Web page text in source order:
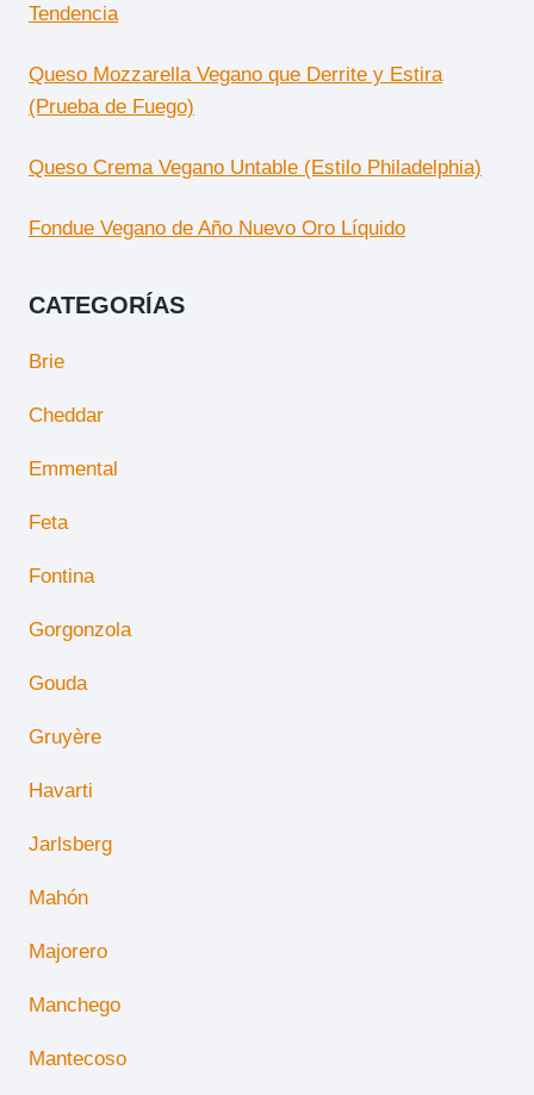
Tendencia
Queso Mozzarella Vegano que Derrite y Estira
(Prueba de Fuego)
Queso Crema Vegano Untable (Estilo Philadelphia)
Fondue Vegano de Año Nuevo Oro Líquido
CATEGORÍAS
Brie
Cheddar
Emmental
Feta
Fontina
Gorgonzola
Gouda
Gruyère
Havarti
Jarlsberg
Mahón
Majorero
Manchego
Mantecoso